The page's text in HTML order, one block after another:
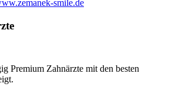
smile.de
Premium Zahnärzte mit den besten